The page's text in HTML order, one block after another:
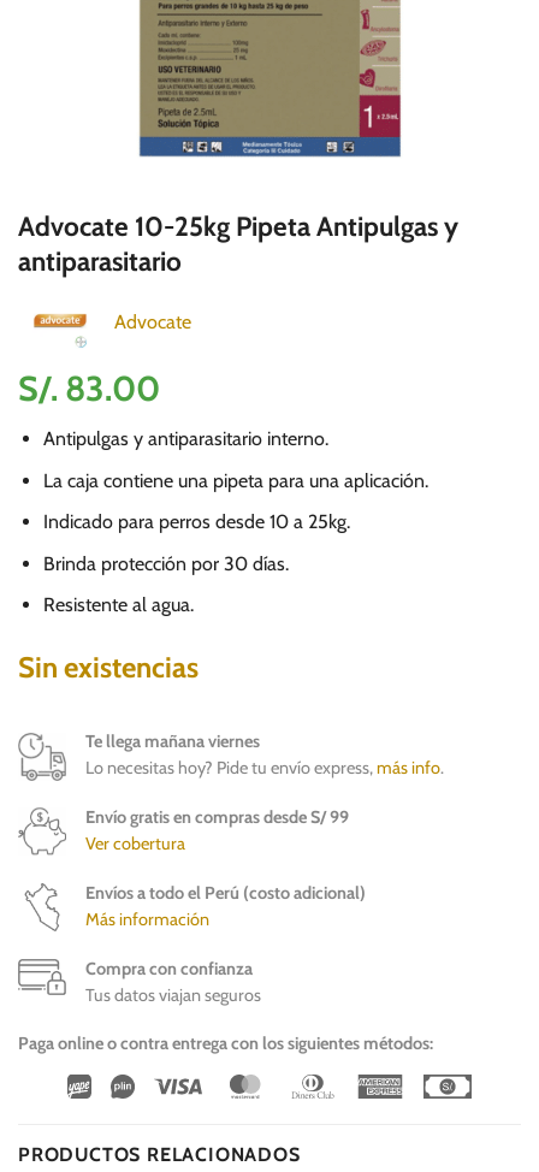
Advocate 10-25kg Pipeta Antipulgas y
antiparasitario
Advocate
S/. 83.00
Antipulgas y antiparasitario interno.
La caja contiene una pipeta para una aplicación.
Indicado para perros desde 10 a 25kg.
Brinda protección por 30 días.
Resistente al agua.
Sin existencias
Te llega mañana viernes
Lo necesitas hoy? Pide tu envío express,más info.
Envío gratis en compras desde S/ 99
Ver cobertura
Envíos a todo el Perú (costo adicional)
Más información
Compra con confianza
Tus datos viajan seguros
Paga online o contra entrega con los siguientes métodos:
Wirecard
Vipps Visa MasterCardDinners
American
PRODUCTOS RELACIONADOS